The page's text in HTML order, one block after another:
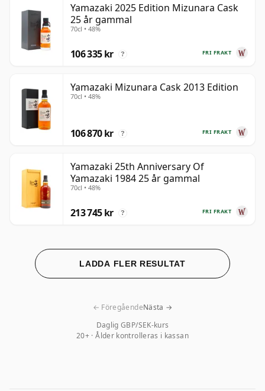
Yamazaki 2025 Edition Mizunara Cask
25 år gammal
70cl • 48%
FRI FRAKT
106 335 kr ?
Yamazaki Mizunara Cask 2013 Edition
70cl • 48%
FRI FRAKT
106 870 kr ?
Yamazaki 25th Anniversary Of
Yamazaki 1984 25 år gammal
70cl • 48%
FRI FRAKT
213 745 kr ?
LADDA FLER RESULTAT
Daglig GBP/SEK-kurs
20+ · Ålder kontrolleras i kassan
← FöregåendeNästa →